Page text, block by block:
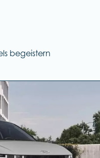
begeistern